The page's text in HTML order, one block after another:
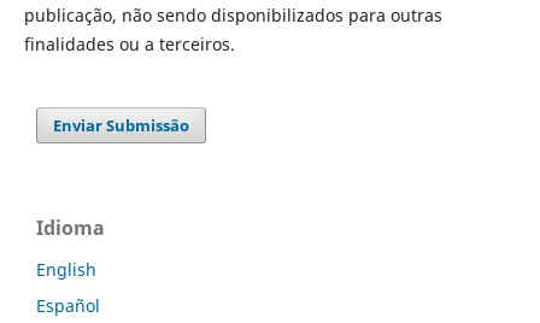
publicação, não sendo disponibilizados para outras
finalidades ou a terceiros.
Enviar Submissão
Idioma
English
Español